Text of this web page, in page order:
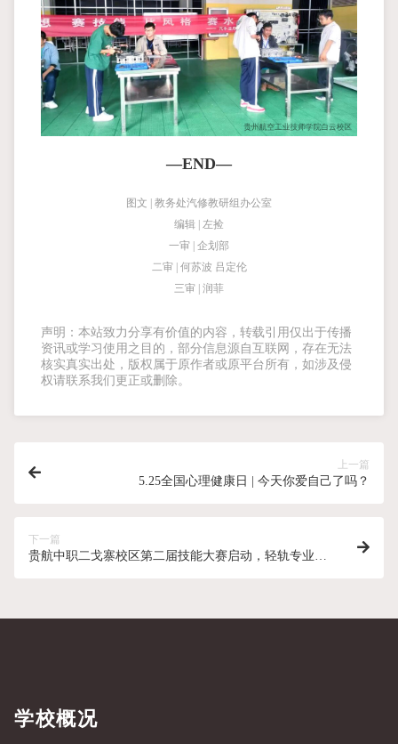
—END—
图文 | 教务处汽修教研组办公室
编辑 | 左捡
一审 | 企划部
二审 | 何苏波 吕定伦
三审 | 润菲
声明：本站致力分享有价值的内容，转载引用仅出于传播
资讯或学习使用之目的，部分信息源自互联网，存在无法
核实真实出处，版权属于原作者或原平台所有，如涉及侵
权请联系我们更正或删除。
上一篇
5.25全国心理健康日 | 今天你爱自己了吗？
下一篇
贵航中职二戈寨校区第二届技能大赛启动，轻轨专业进
学校概况